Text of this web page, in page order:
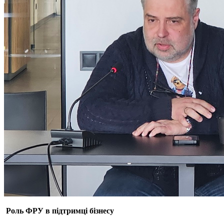
Роль ФРУ в підтримці бізнесу